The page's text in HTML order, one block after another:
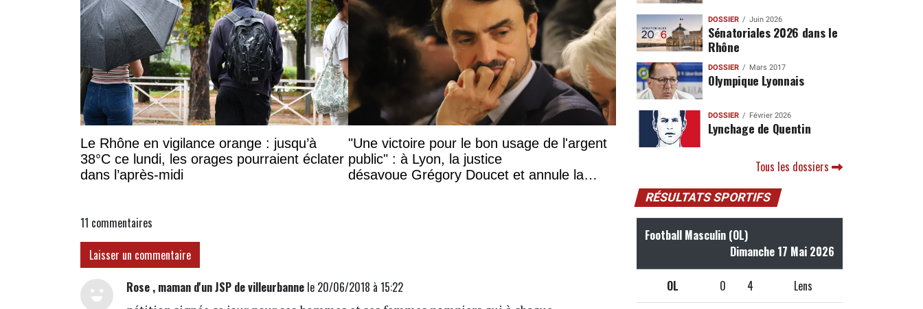
Le Rhône en vigilance orange : jusqu’à
38°C ce lundi, les orages pourraient éclater
dans l’après-midi
"Une victoire pour le bon usage de l'argent
public" : à Lyon, la justice
désavoue Grégory Doucet et annule la
11 commentaires
Laisser un commentaire
Rose , maman d'un JSP de villeurbanne le 20/06/2018 à 15:22
DOSSIER Juin 2026
Sénatoriales 2026 dans le
Rhône
DOSSIER Mars 2017
Olympique Lyonnais
DOSSIER Février 2026
Lynchage de Quentin
Tous les dossiers
RÉSULTATS SPORTIFS
Football Masculin (OL)
Dimanche 17 Mai 2026
OL 0 4 Lens